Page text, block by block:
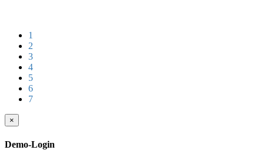
1
2
3
4
5
6
7
×
Demo-Login